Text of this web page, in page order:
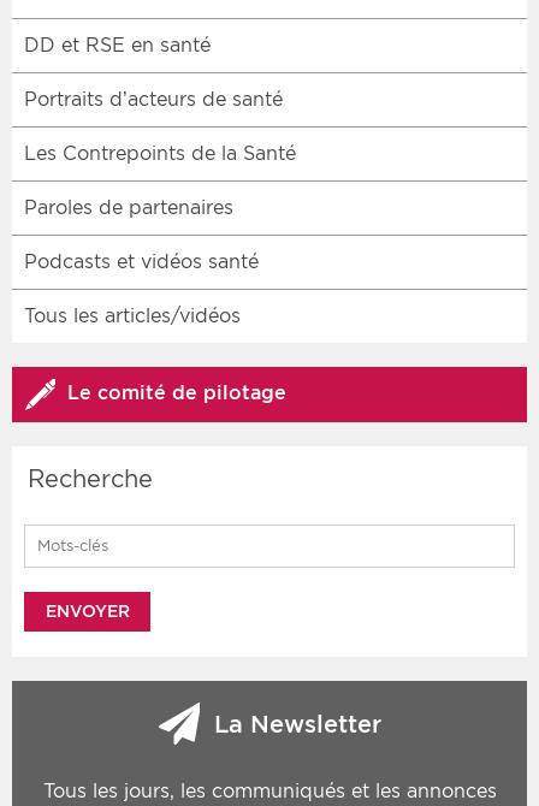
DD et RSE en santé
Portraits d’acteurs de santé
Les Contrepoints de la Santé
Paroles de partenaires
Podcasts et vidéos santé
Tous les articles/vidéos
Le comité de pilotage
Recherche
Search for:
La Newsletter
Tous les jours, les communiqués et les annonces